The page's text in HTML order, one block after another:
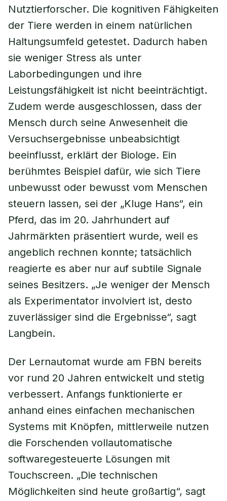
Nutztierforscher. Die kognitiven Fähigkeiten
der Tiere werden in einem natürlichen
Haltungsumfeld getestet. Dadurch haben
sie weniger Stress als unter
Laborbedingungen und ihre
Leistungsfähigkeit ist nicht beeinträchtigt.
Zudem werde ausgeschlossen, dass der
Mensch durch seine Anwesenheit die
Versuchsergebnisse unbeabsichtigt
beeinflusst, erklärt der Biologe. Ein
berühmtes Beispiel dafür, wie sich Tiere
unbewusst oder bewusst vom Menschen
steuern lassen, sei der „Kluge Hans“, ein
Pferd, das im 20. Jahrhundert auf
Jahrmärkten präsentiert wurde, weil es
angeblich rechnen konnte; tatsächlich
reagierte es aber nur auf subtile Signale
seines Besitzers. „Je weniger der Mensch
als Experimentator involviert ist, desto
zuverlässiger sind die Ergebnisse“, sagt
Langbein.
Der Lernautomat wurde am FBN bereits
vor rund 20 Jahren entwickelt und stetig
verbessert. Anfangs funktionierte er
anhand eines einfachen mechanischen
Systems mit Knöpfen, mittlerweile nutzen
die Forschenden vollautomatische
softwaregesteuerte Lösungen mit
Touchscreen. „Die technischen
Möglichkeiten sind heute großartig“, sagt